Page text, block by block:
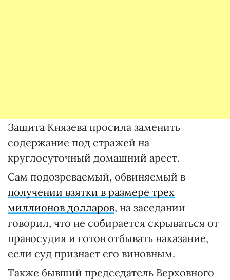
Защита Князева просила заменить
содержание под стражей на
круглосуточный домашний арест.
Сам подозреваемый, обвиняемый в
получении взятки в размере трех
миллионов долларов, на заседании
говорил, что не собирается скрываться от
правосудия и готов отбывать наказание,
если суд признает его виновным.
Также бывший председатель Верховного